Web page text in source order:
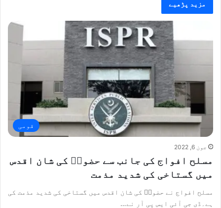
مزید پڑھیے
قومی
جون 6, 2022
مسلح افواج کی جانب سے حضورؐ کی شان اقدس
میں گستاخی کی شدید مذمت
مسلح افواج نے حضورؐ کی شان اقدس میں گستاخی کی شدید مذمت کی
ہے۔ڈی جی آئی ایس پی آر نے…